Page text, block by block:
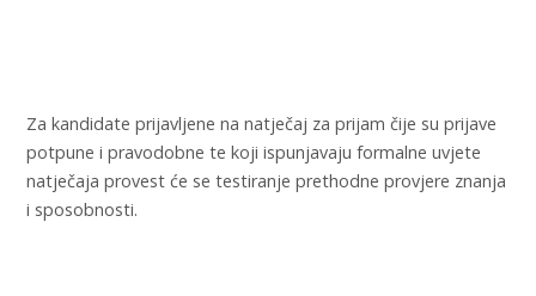
Za kandidate prijavljene na natječaj za prijam čije su prijave
potpune i pravodobne te koji ispunjavaju formalne uvjete
natječaja provest će se testiranje prethodne provjere znanja
i sposobnosti.